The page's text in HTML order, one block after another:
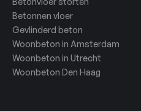
Betonnen vloer
Gevlinderd beton
Woonbeton in Amsterdam
Woonbeton in Utrecht
Woonbeton Den Haag